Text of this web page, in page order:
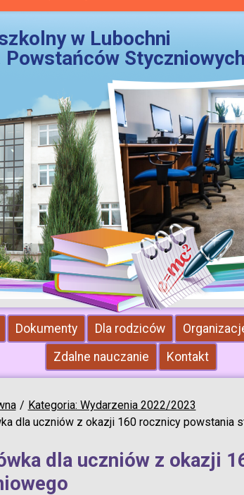
w Lubochni
Powstańców
Dokumenty Dla rodziców
Zdalne nauczanie
Kontakt
Kategoria: Wydarzenia 2022/2023
dla uczniów z okazji 160 rocznicy powstania
dla uczniów z okazji